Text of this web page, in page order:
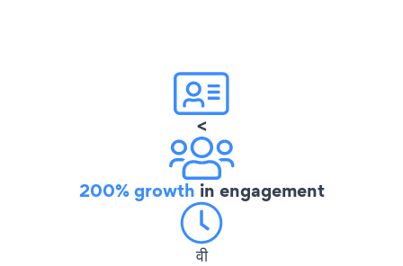
<
200% growth in engagement
वी